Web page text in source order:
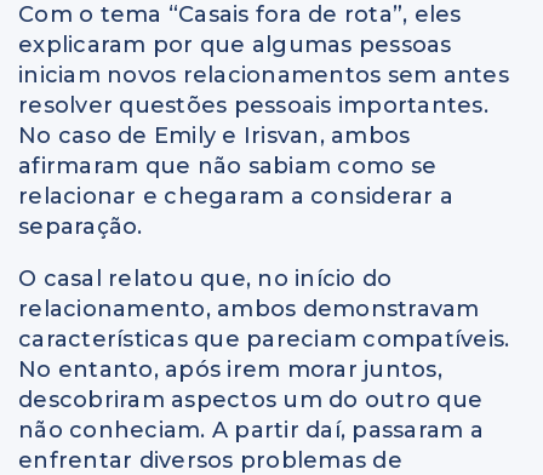
Com o tema “Casais fora de rota”, eles
explicaram por que algumas pessoas
iniciam novos relacionamentos sem antes
resolver questões pessoais importantes.
No caso de Emily e Irisvan, ambos
afirmaram que não sabiam como se
relacionar e chegaram a considerar a
separação.
O casal relatou que, no início do
relacionamento, ambos demonstravam
características que pareciam compatíveis.
No entanto, após irem morar juntos,
descobriram aspectos um do outro que
não conheciam. A partir daí, passaram a
enfrentar diversos problemas de